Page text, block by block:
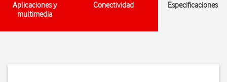
Aplicaciones y
multimedia
Conectividad Especificaciones